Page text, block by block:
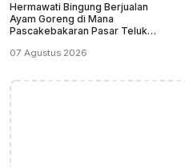
Hermawati Bingung Berjualan
Ayam Goreng di Mana
Pascakebakaran Pasar Teluk
07 Agustus 2026